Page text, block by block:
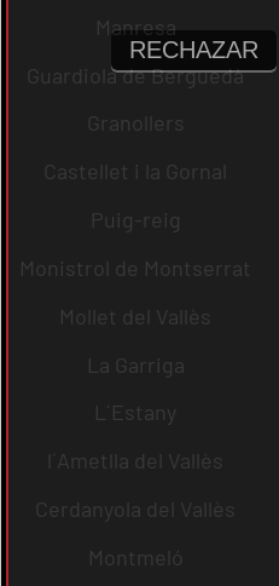
Manresa
Guardiola de Berguedà
Granollers
Castellet i la Gornal
Puig-reig
Monistrol de Montserrat
Mollet del Vallès
La Garriga
L´Estany
l´Ametlla del Vallès
Cerdanyola del Vallès
Montmeló
RECHAZAR